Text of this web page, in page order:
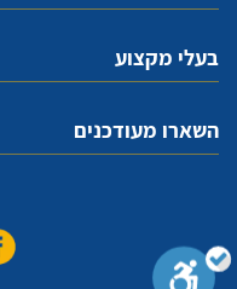
בעלי מקצוע
השארו מעודכנים